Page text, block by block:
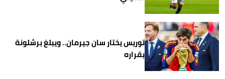
توريس يختار سان جيرمان.. ويبلغ برشلونة
بقراره